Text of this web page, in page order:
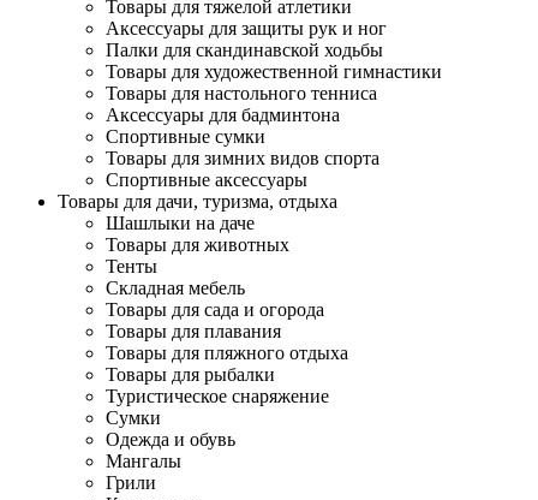
Товары для тяжелой атлетики
Аксессуары для защиты рук и ног
Палки для скандинавской ходьбы
Товары для художественной гимнастики
Товары для настольного тенниса
Аксессуары для бадминтона
Спортивные сумки
Товары для зимних видов спорта
Спортивные аксессуары
Товары для дачи, туризма, отдыха
Шашлыки на даче
Товары для животных
Тенты
Складная мебель
Товары для сада и огорода
Товары для плавания
Товары для пляжного отдыха
Товары для рыбалки
Туристическое снаряжение
Сумки
Одежда и обувь
Мангалы
Грили